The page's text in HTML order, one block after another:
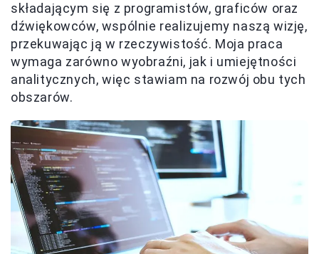
składającym się z programistów, graficów oraz
dźwiękowców, wspólnie realizujemy naszą wizję,
przekuwając ją w rzeczywistość. Moja praca
wymaga zarówno wyobraźni, jak i umiejętności
analitycznych, więc stawiam na rozwój obu tych
obszarów.